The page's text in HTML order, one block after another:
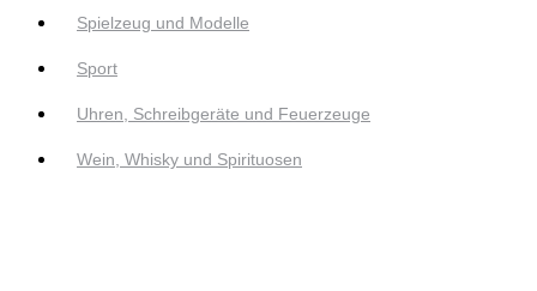
Spielzeug und Modelle
Sport
Uhren, Schreibgeräte und Feuerzeuge
Wein, Whisky und Spirituosen